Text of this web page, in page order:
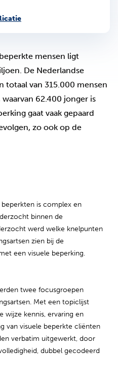
mensen ligt
De Nederlandse
totaal van 315.000 mensen
62.400 jonger is
gaat vaak gepaard
zo ook op de
is complex en
binnen de
werd welke knelpunten
zien bij de
een visuele beperking.
twee focusgroepen
Met een topiclijst
wijze kennis, ervaring en
van visuele beperkte cliënten
verbatim uitgewerkt, door
dubbel gecodeerd